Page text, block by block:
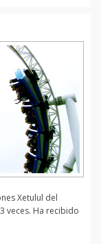
Xetulul del
veces. Ha recibido